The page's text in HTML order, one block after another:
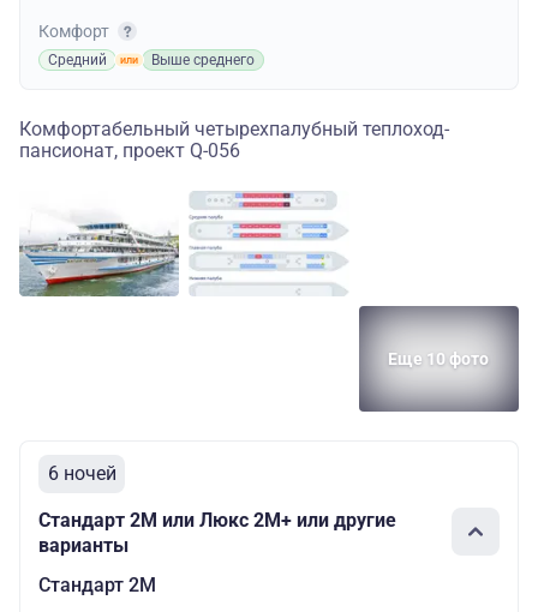
Комфорт
Средний Выше среднего
Комфортабельный четырехпалубный теплоход-
пансионат, проект Q-056
Еще 10 фото
6 ночей
Стандарт 2M или Люкс 2М+ или другие
варианты
Стандарт 2M